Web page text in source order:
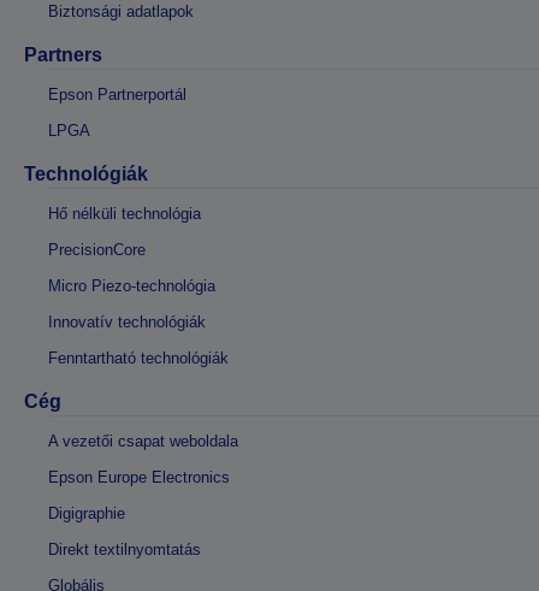
Biztonsági adatlapok
Partners
Epson Partnerportál
LPGA
Technológiák
Hő nélküli technológia
PrecisionCore
Micro Piezo-technológia
Innovatív technológiák
Fenntartható technológiák
Cég
A vezetői csapat weboldala
Epson Europe Electronics
Digigraphie
Direkt textilnyomtatás
Globális